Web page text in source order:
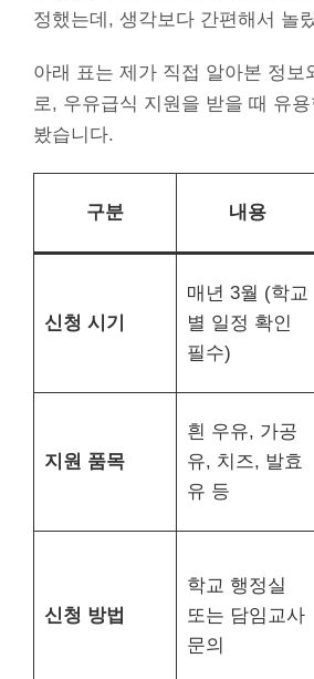
정했는데, 생각보다 간편해서 놀
아래 표는 제가 직접 알아본 정보
로, 우유급식 지원을 받을 때 유
봤습니다.
구분 내용
신청 시기
매년 3월 (학교
별 일정 확인
필수)
지원 품목
흰 우유, 가공
유, 치즈, 발효
유 등
신청 방법
학교 행정실
또는 담임교사
문의